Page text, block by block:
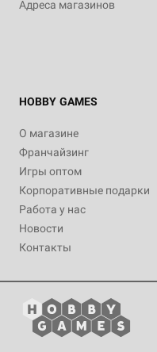
Адреса магазинов
HOBBY GAMES
О магазине
Франчайзинг
Игры оптом
Корпоративные подарки
Работа у нас
Новости
Контакты